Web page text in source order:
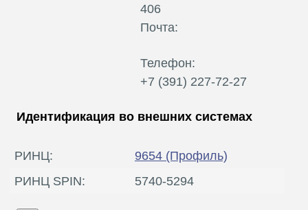
406
Почта:
Телефон:
+7 (391) 227-72-27
Идентификация во внешних системах
РИНЦ: 9654 (Профиль)
РИНЦ SPIN:
5740-5294